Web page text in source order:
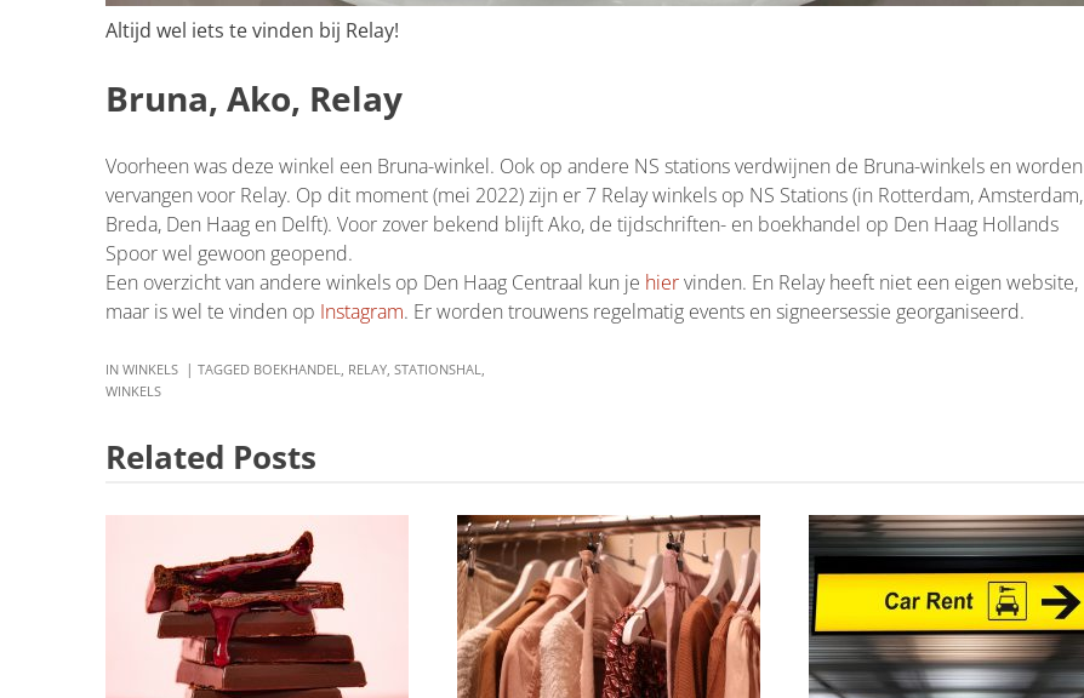
Altijd wel iets te vinden bij Relay!
Bruna, Ako, Relay
Voorheen was deze winkel een Bruna-winkel. Ook op andere NS stations verdwijnen de Bruna-winkels en worden
vervangen voor Relay. Op dit moment (mei 2022) zijn er 7 Relay winkels op NS Stations (in Rotterdam, Amsterdam,
Breda, Den Haag en Delft). Voor zover bekend blijft Ako, de tijdschriften- en boekhandel op Den Haag Hollands
Spoor wel gewoon geopend.
Een overzicht van andere winkels op Den Haag Centraal kun je hiervinden. En Relay heeft niet een eigen website,
maar is wel te vinden op Instagram. Er worden trouwens regelmatig events en signeersessie georganiseerd.
IN WINKELS TAGGED BOEKHANDEL, RELAY, STATIONSHAL,
WINKELS
Related Posts